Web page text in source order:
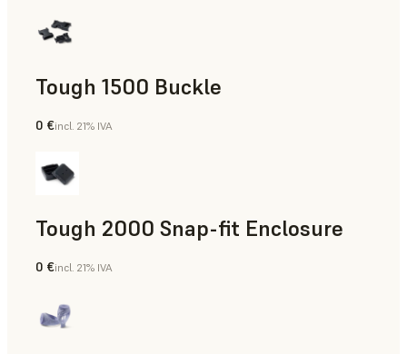
Tough 1500 Buckle
Ingeniería
0 €incl. 21% IVA
Tough 2000 Snap-fit Enclosure
Ingeniería
0 €incl. 21% IVA